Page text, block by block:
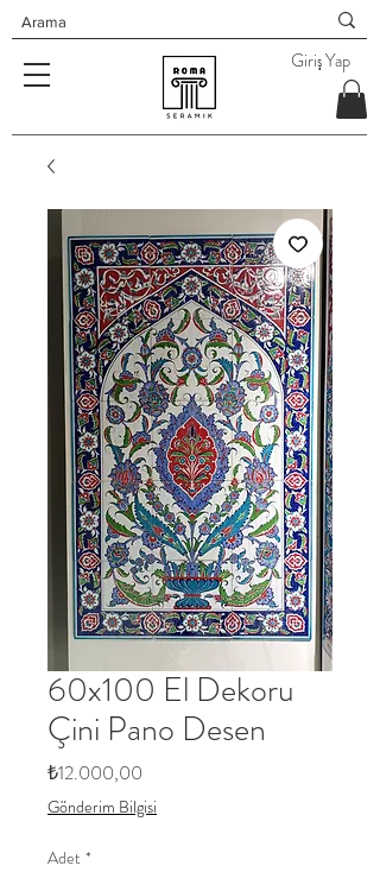
Giriş Yap
60x100 El Dekoru
Çini Pano Desen
₺12.000,00
Gönderim Bilgisi
Adet *